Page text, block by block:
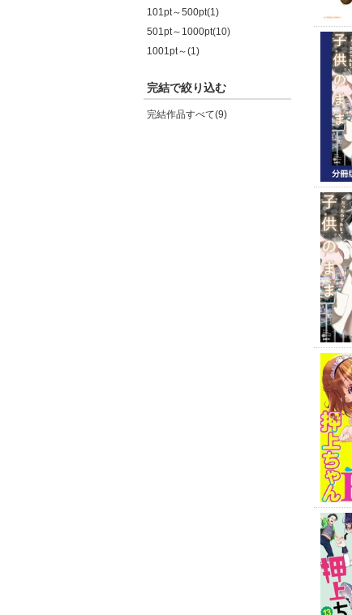
101pt～500pt(1)
501pt～1000pt(10)
1001pt～(1)
完結で絞り込む
完結作品すべて(9)